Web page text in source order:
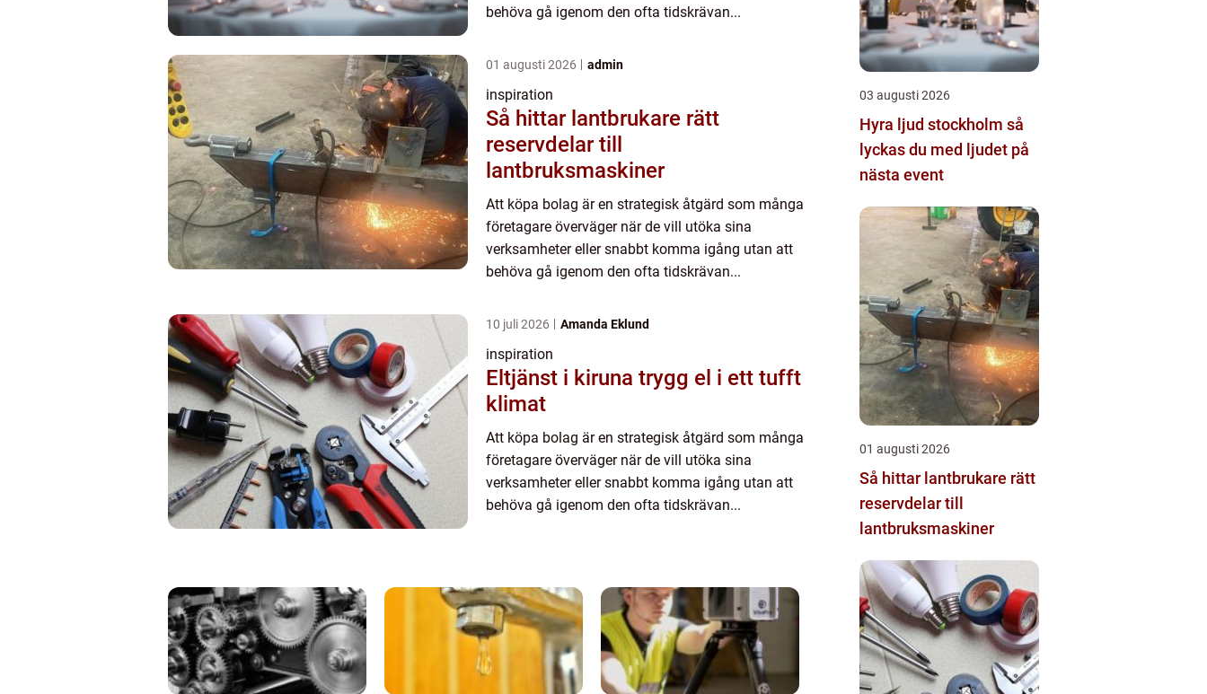
behöva gå igenom den ofta tidskrävan...
01 augusti 2026 admin
inspiration
Så hittar lantbrukare rätt
reservdelar till
lantbruksmaskiner
Att köpa bolag är en strategisk åtgärd som många
företagare överväger när de vill utöka sina
verksamheter eller snabbt komma igång utan att
behöva gå igenom den ofta tidskrävan...
10 juli 2026 Amanda Eklund
inspiration
Eltjänst i kiruna trygg el i ett tufft
klimat
Att köpa bolag är en strategisk åtgärd som många
företagare överväger när de vill utöka sina
verksamheter eller snabbt komma igång utan att
behöva gå igenom den ofta tidskrävan...
03 augusti 2026
Hyra ljud stockholm så
lyckas du med ljudet på
nästa event
01 augusti 2026
Så hittar lantbrukare rätt
reservdelar till
lantbruksmaskiner